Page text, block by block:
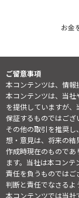
お金
ご留意事項
本コンテンツは、情報
本コンテンツは、当
を提供していますが
保証するものではござ
その他の取引を推奨
想・意見は、将来の
作成時現在のもので
ます。当社は本コン
責任を負うものでは
判断と責任でなさるよ